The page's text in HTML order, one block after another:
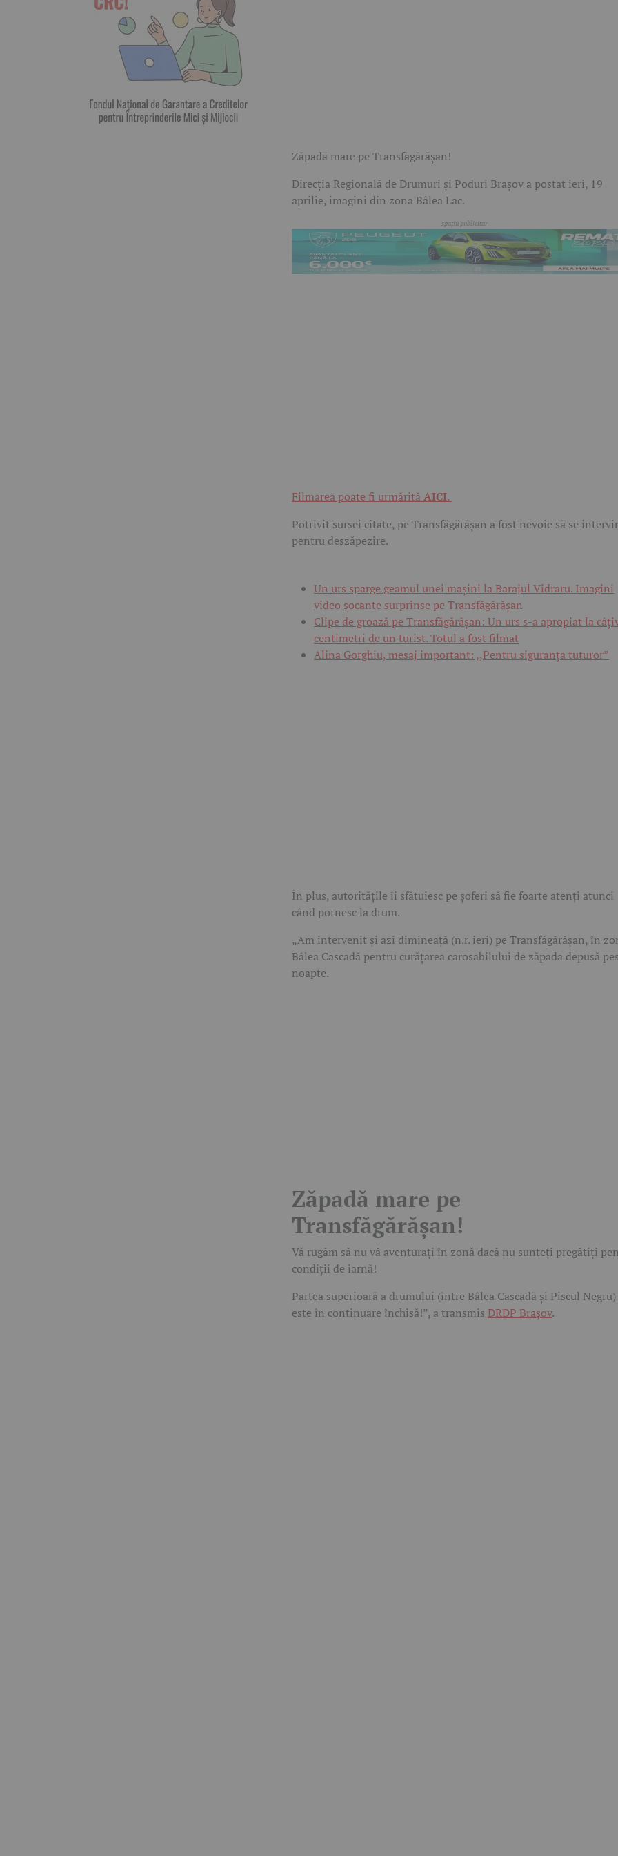
Zăpadă mare pe Transfăgărășan!
Direcția Regională de Drumuri și Poduri Brașov a postat ieri, 19
aprilie, imagini din zona Bâlea Lac.
Filmarea poate fi urmărită AICI.
Potrivit sursei citate, pe Transfăgărășan a fost nevoie să se
pentru deszăpezire.
Un urs sparge geamul unei mașini la Barajul Vidraru. Imagini
video șocante surprinse pe Transfăgărășan
Clipe de groază pe Transfăgărășan: Un urs s-a apropiat la
centimetri de un turist. Totul a fost filmat
Alina Gorghiu, mesaj important: ,,Pentru siguranța tuturor”
În plus, autoritățile îi sfătuiesc pe șoferi să fie foarte atenți atunci
când pornesc la drum.
„Am intervenit și azi dimineață (n.r. ieri) pe Transfăgărășan, în
Bâlea Cascadă pentru curățarea carosabilului de zăpada depusă
noapte.
Zăpadă mare pe
Transfăgărășan!
Vă rugăm să nu vă aventurați în zonă dacă nu sunteți pregătiți
condiții de iarnă!
Partea superioară a drumului (între Bâlea Cascadă și Piscul Negru)
este în continuare închisă!”, a transmis DRDP Brașov.